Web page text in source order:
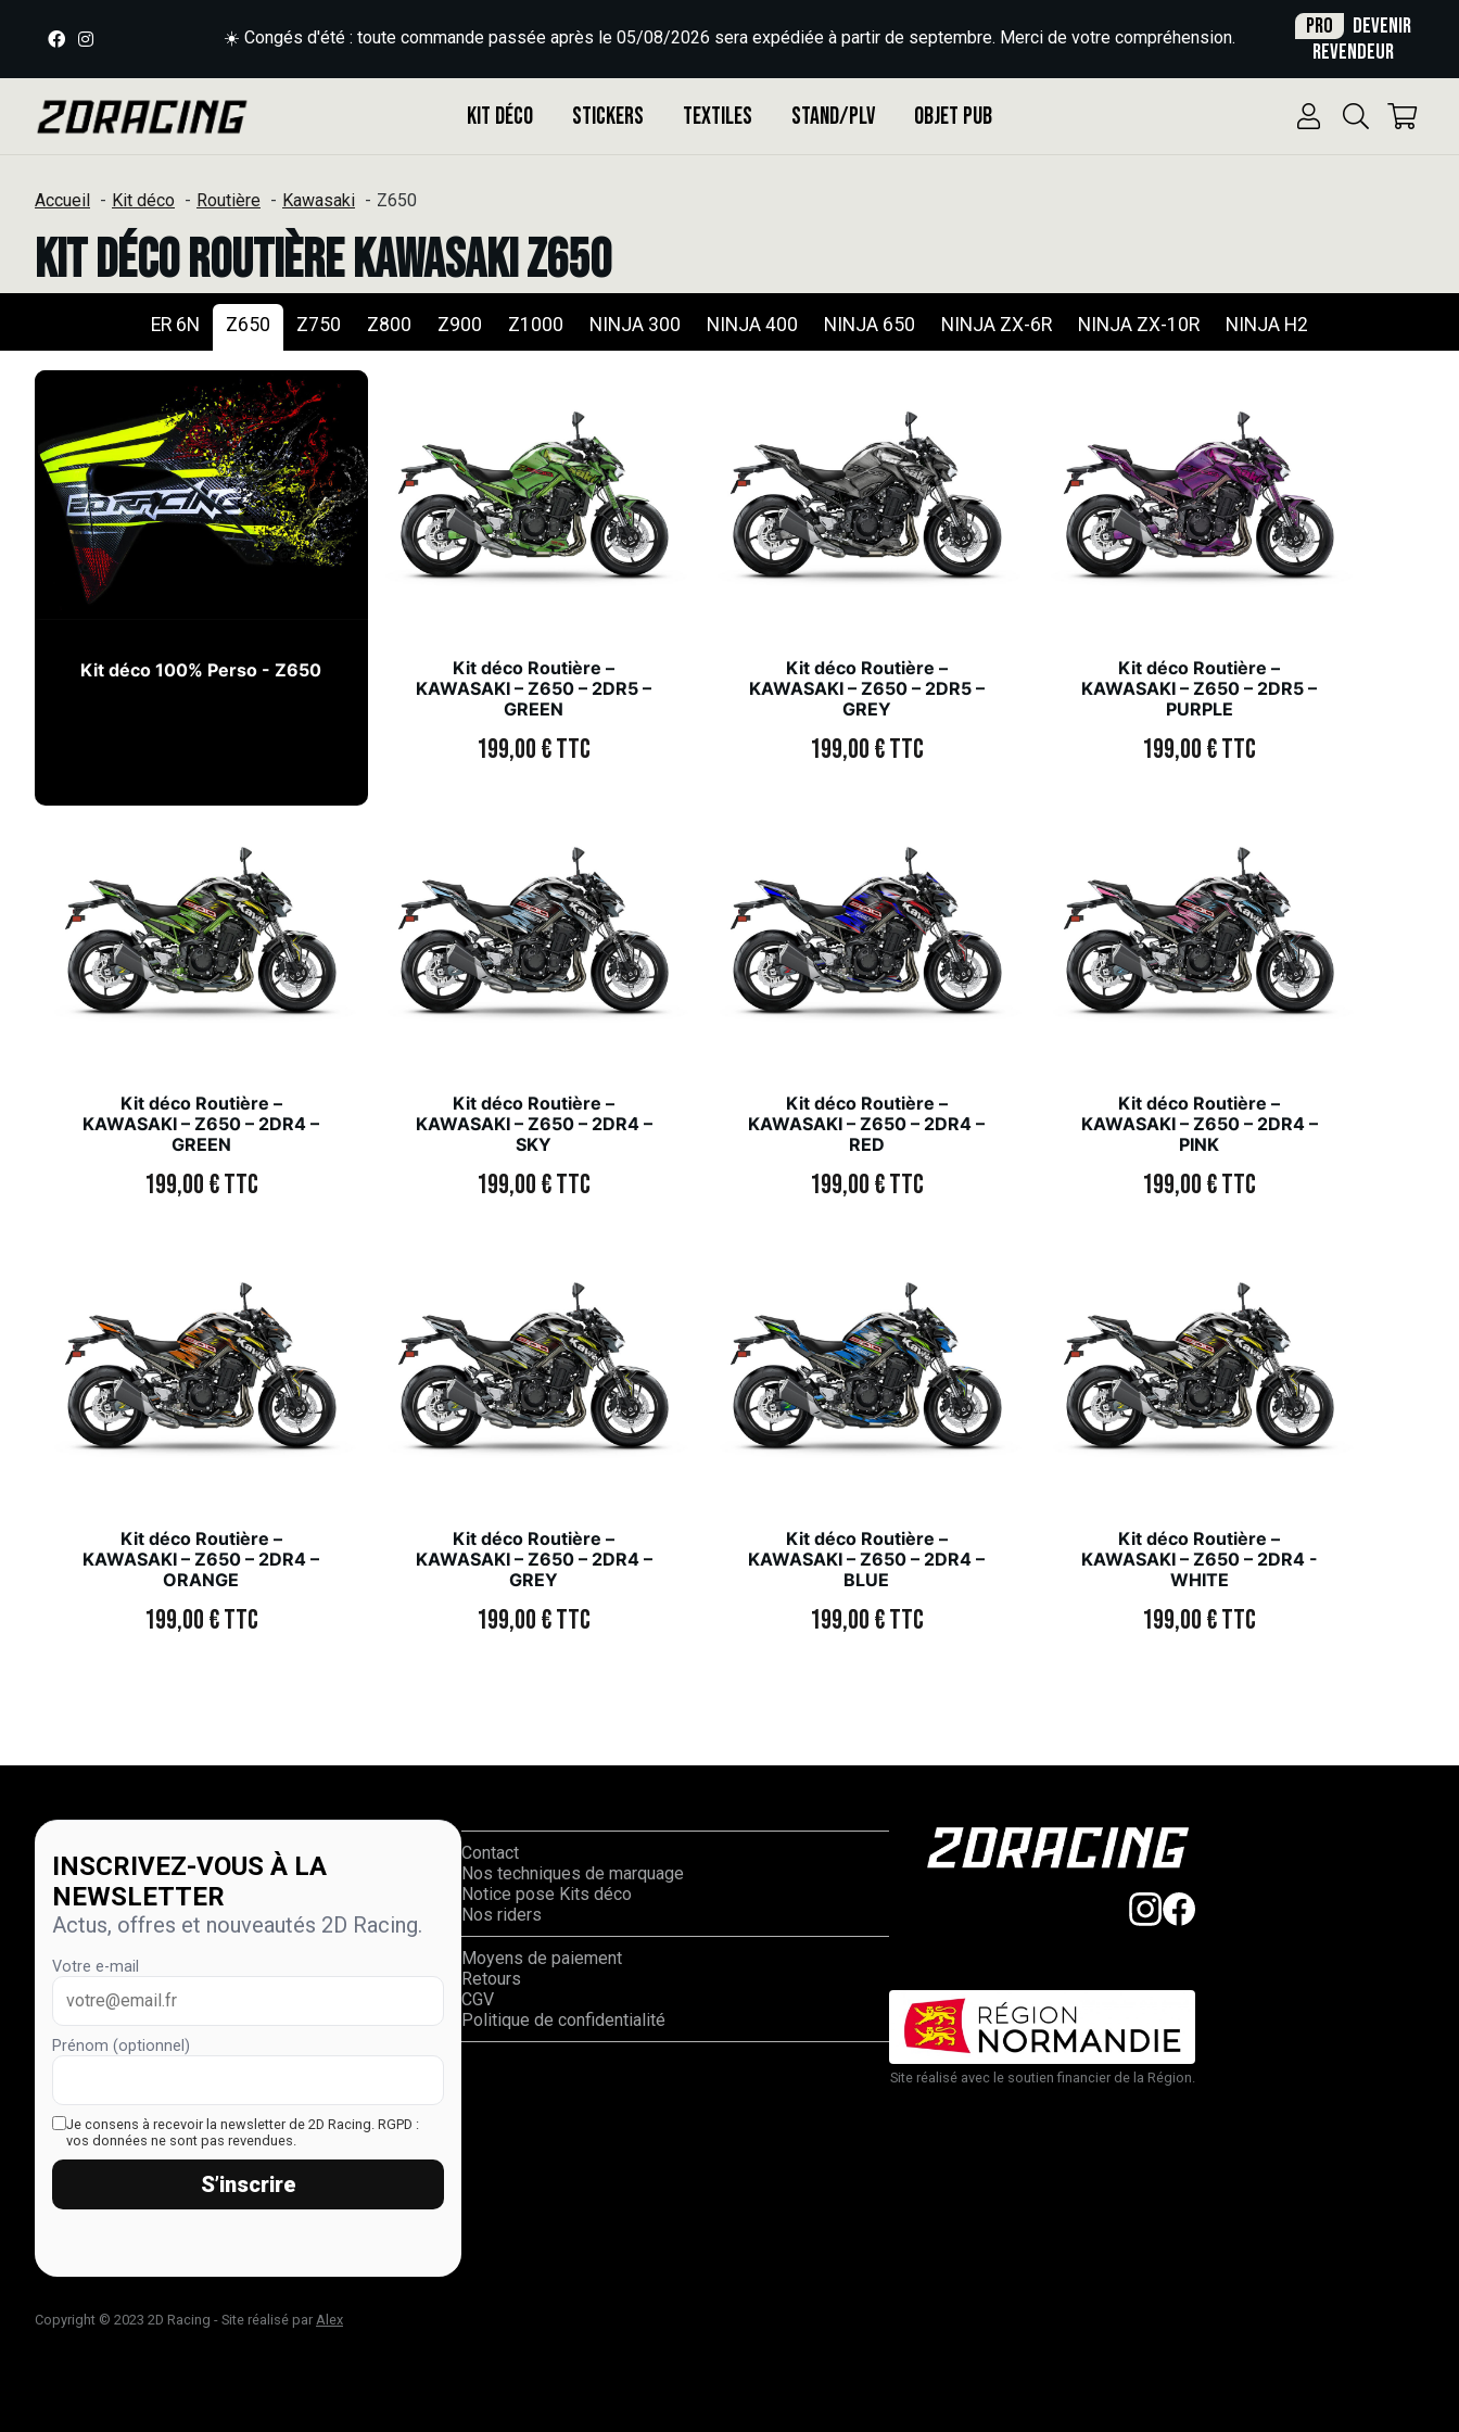
☀️ Congés d'été : toute commande passée après le 05/08/2026 sera expédiée à partir de septembre. Merci de votre compréhension. Pro
Devenir
revendeur
Kit déco Stickers Textiles Stand/PLV Objet Pub
Accueil Kit déco Routière Kawasaki Z650
Kit déco Routière Kawasaki Z650
ER 6N Z650 Z750 Z800 Z900 Z1000 NINJA 300 NINJA 400 NINJA 650 NINJA ZX-6R NINJA ZX-10R NINJA H2
Kit déco 100% Perso - Z650
Kit déco Routière –
KAWASAKI – Z650 – 2DR5 –
GREEN
199,00€TTC
Kit déco Routière –
KAWASAKI – Z650 – 2DR5 –
GREY
199,00€TTC
Kit déco Routière –
KAWASAKI – Z650 – 2DR5 –
PURPLE
199,00€TTC
Kit déco Routière –
KAWASAKI – Z650 – 2DR4 –
GREEN
199,00€TTC
Kit déco Routière –
KAWASAKI – Z650 – 2DR4 –
SKY
199,00€TTC
Kit déco Routière –
KAWASAKI – Z650 – 2DR4 –
RED
199,00€TTC
Kit déco Routière –
KAWASAKI – Z650 – 2DR4 –
PINK
199,00€TTC
Kit déco Routière –
KAWASAKI – Z650 – 2DR4 –
ORANGE
199,00€TTC
Kit déco Routière –
KAWASAKI – Z650 – 2DR4 –
GREY
199,00€TTC
Kit déco Routière –
KAWASAKI – Z650 – 2DR4 –
BLUE
199,00€TTC
Kit déco Routière –
KAWASAKI – Z650 – 2DR4 -
WHITE
199,00€TTC
INSCRIVEZ-VOUS À LA
NEWSLETTER
Actus, offres et nouveautés 2D Racing.
Votre e-mail
Prénom (optionnel)
Je consens à recevoir la newsletter de 2D Racing. RGPD :
vos données ne sont pas revendues.
S’inscrire
Contact
Nos techniques de marquage
Notice pose Kits déco
Nos riders
Moyens de paiement
Retours
CGV
Politique de confidentialité
Site réalisé avec le soutien financier de la Région.
Copyright © 2023 2D Racing - Site réalisé par Alex